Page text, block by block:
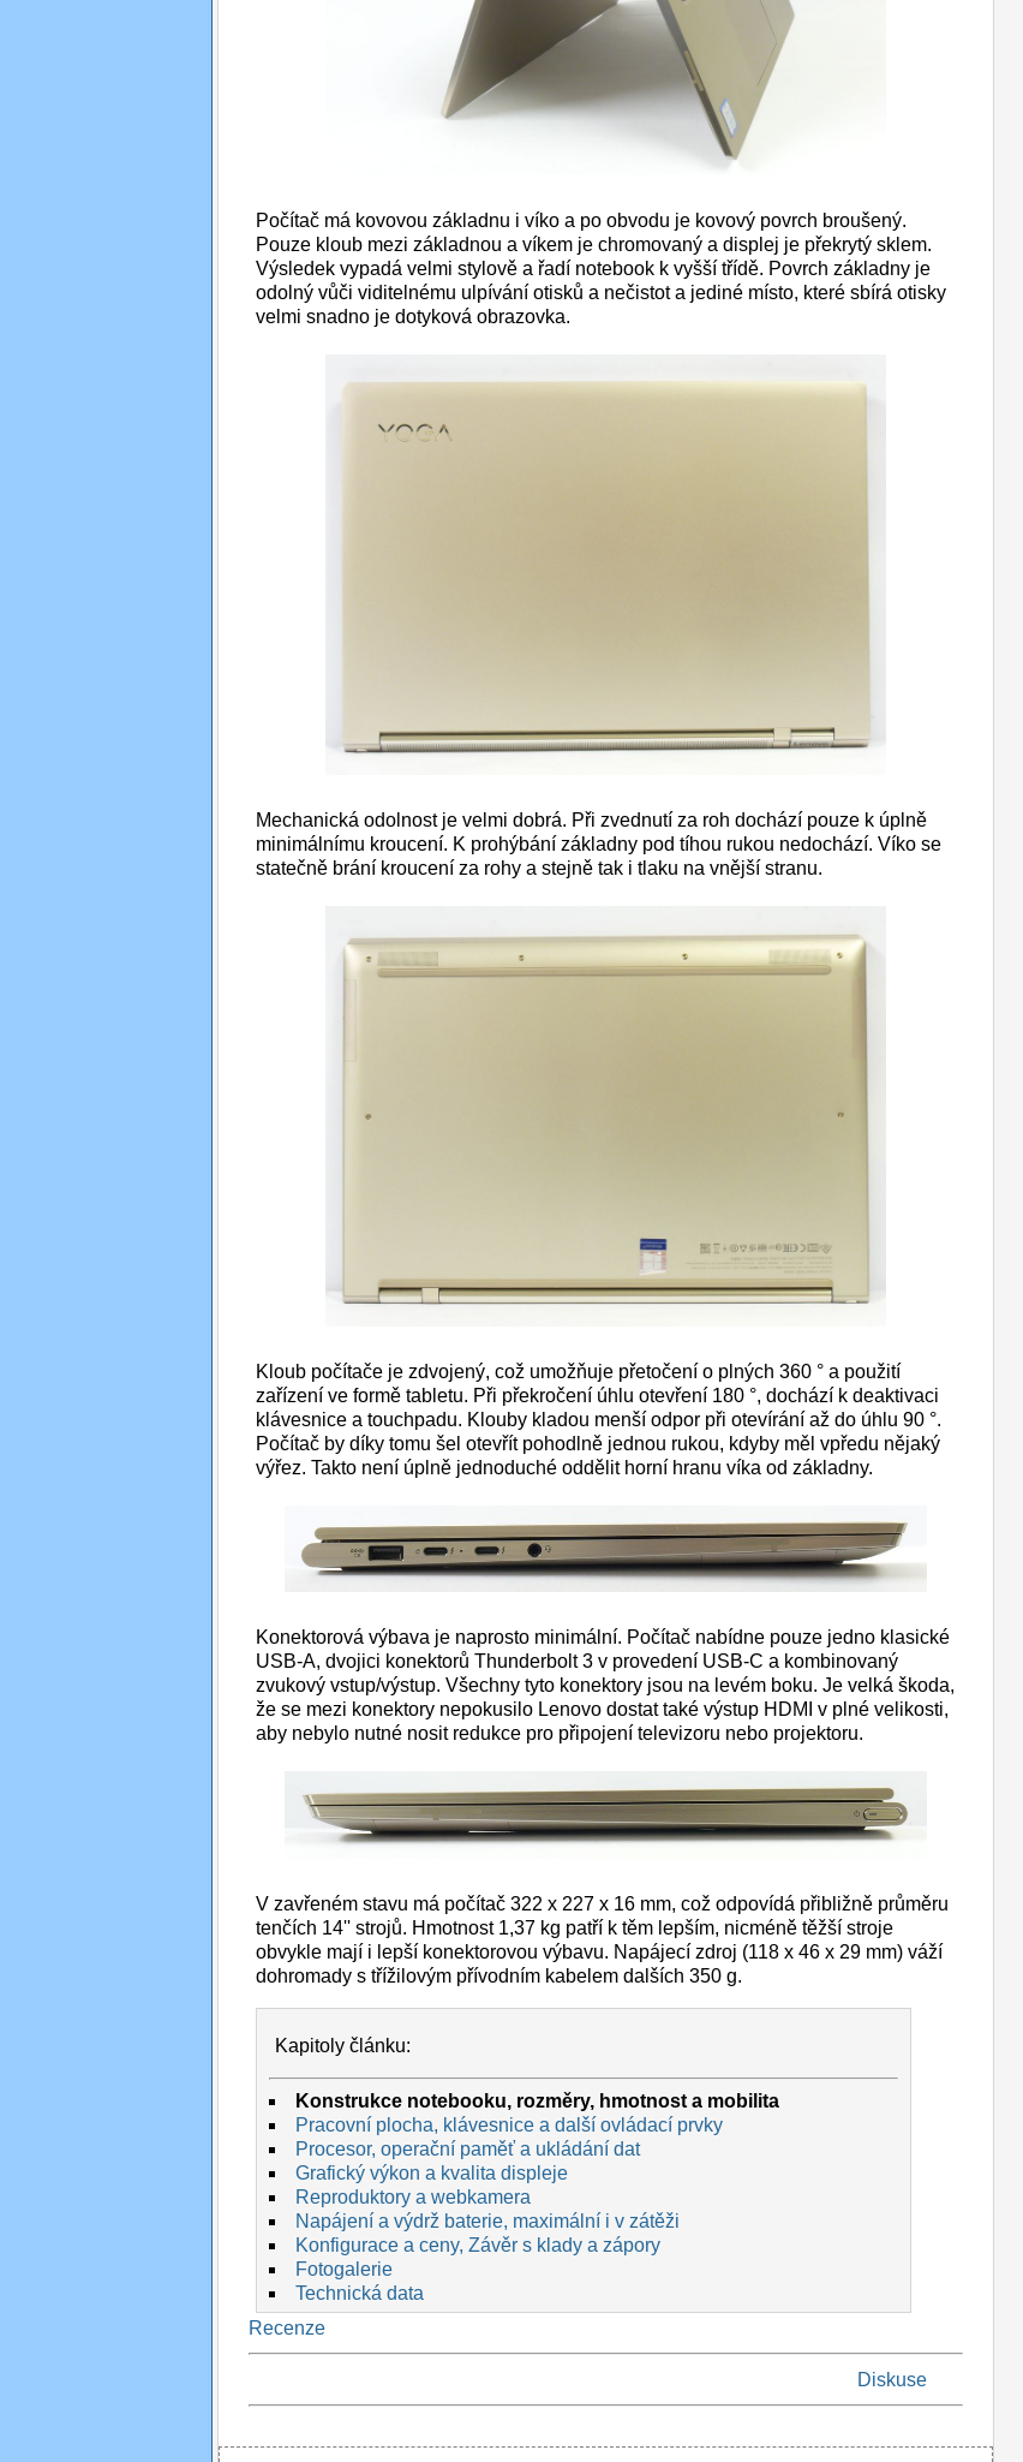
Počítač má kovovou základnu i víko a po obvodu je kovový povrch broušený.
Pouze kloub mezi základnou a víkem je chromovaný a displej je překrytý sklem.
Výsledek vypadá velmi stylově a řadí notebook k vyšší třídě. Povrch základny je
odolný vůči viditelnému ulpívání otisků a nečistot a jediné místo, které sbírá otisky
velmi snadno je dotyková obrazovka.
Mechanická odolnost je velmi dobrá. Při zvednutí za roh dochází pouze k úplně
minimálnímu kroucení. K prohýbání základny pod tíhou rukou nedochází. Víko se
statečně brání kroucení za rohy a stejně tak i tlaku na vnější stranu.
Kloub počítače je zdvojený, což umožňuje přetočení o plných 360 ° a použití
zařízení ve formě tabletu. Při překročení úhlu otevření 180 °, dochází k deaktivaci
klávesnice a touchpadu. Klouby kladou menší odpor při otevírání až do úhlu 90 °.
Počítač by díky tomu šel otevřít pohodlně jednou rukou, kdyby měl vpředu nějaký
výřez. Takto není úplně jednoduché oddělit horní hranu víka od základny.
Konektorová výbava je naprosto minimální. Počítač nabídne pouze jedno klasické
USB-A, dvojici konektorů Thunderbolt 3 v provedení USB-C a kombinovaný
zvukový vstup/výstup. Všechny tyto konektory jsou na levém boku. Je velká škoda,
že se mezi konektory nepokusilo Lenovo dostat také výstup HDMI v plné velikosti,
aby nebylo nutné nosit redukce pro připojení televizoru nebo projektoru.
V zavřeném stavu má počítač 322 x 227 x 16 mm, což odpovídá přibližně průměru
tenčích 14'' strojů. Hmotnost 1,37 kg patří k těm lepším, nicméně těžší stroje
obvykle mají i lepší konektorovou výbavu. Napájecí zdroj (118 x 46 x 29 mm) váží
dohromady s třížilovým přívodním kabelem dalších 350 g.
Kapitoly článku:
Konstrukce notebooku, rozměry, hmotnost a mobilita
Pracovní plocha, klávesnice a další ovládací prvky
Procesor, operační paměť a ukládání dat
Grafický výkon a kvalita displeje
Reproduktory a webkamera
Napájení a výdrž baterie, maximální i v zátěži
Konfigurace a ceny, Závěr s klady a zápory
Fotogalerie
Technická data
Recenze
Diskuse